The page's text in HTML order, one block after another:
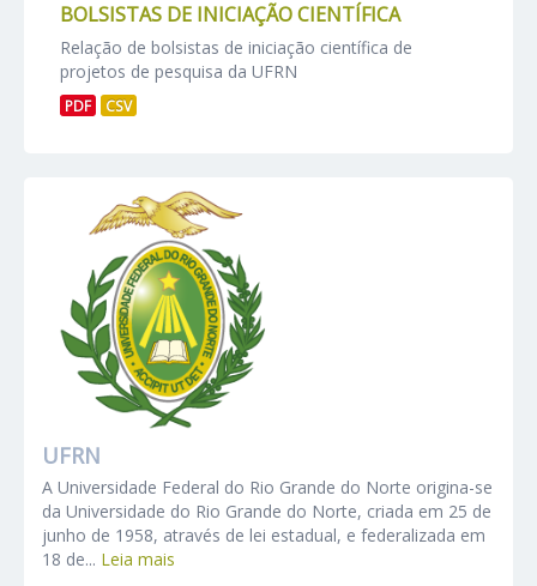
BOLSISTAS DE INICIAÇÃO CIENTÍFICA
Relação de bolsistas de iniciação científica de
projetos de pesquisa da UFRN
PDF CSV
UFRN
A Universidade Federal do Rio Grande do Norte origina-se
da Universidade do Rio Grande do Norte, criada em 25 de
junho de 1958, através de lei estadual, e federalizada em
18 de... Leia mais